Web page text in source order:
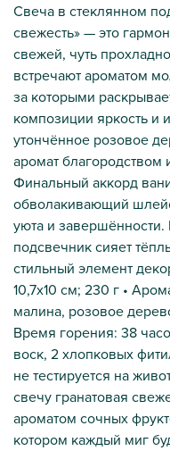
Свеча в стеклянном
свежесть» — это
свежей, чуть
встречают ароматом
за которыми
композиции яркость и
утончённое розовое
аромат благородством
Финальный аккорд
обволакивающий
уюта и
подсвечник сияет
стильный элемент
10,7х10 см; 230 г •
малина, розовое
Время горения: 38
воск, 2 хлопковых
не тестируется на
свечу гранатовая
ароматом сочных
котором каждый миг